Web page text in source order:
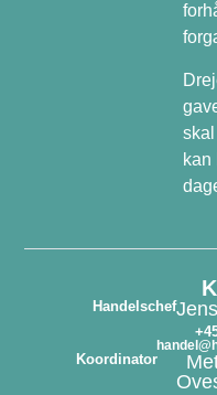
kan
Handelschef
Koordinator